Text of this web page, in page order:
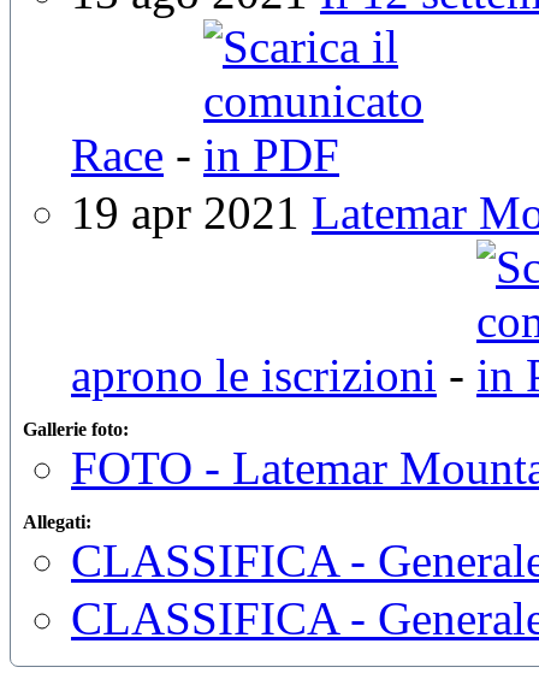
Race -
19 apr 2021 Latemar
aprono le iscrizioni -
Gallerie foto:
FOTO - Latemar
Allegati:
CLASSIFICA -
CLASSIFICA -